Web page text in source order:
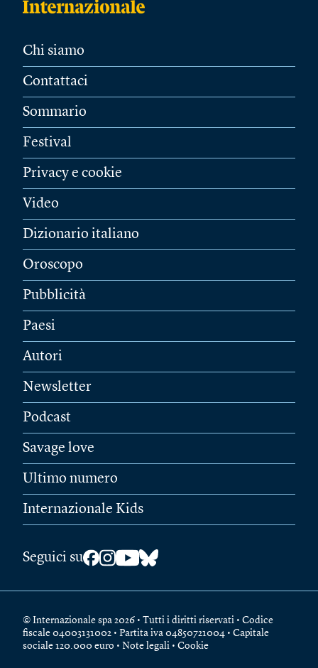
Chi siamo
Contattaci
Sommario
Festival
Privacy e cookie
Video
Dizionario italiano
Oroscopo
Pubblicità
Paesi
Autori
Newsletter
Podcast
Savage love
Ultimo numero
Internazionale Kids
Seguici su
© Internazionale spa 2026 • Tutti i diritti riservati • Codice
fiscale 04003131002 • Partita iva 04850721004 • Capitale
sociale 120.000 euro • Note legali • Cookie